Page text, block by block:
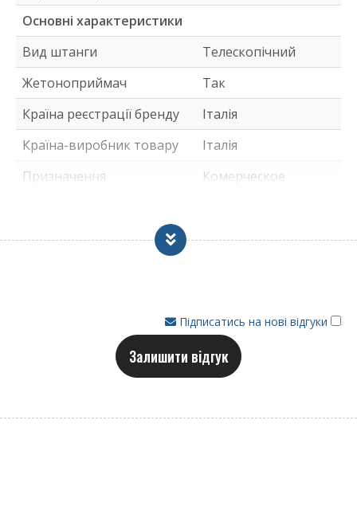
Ігрове поле:120 х 70,5 см
Вага:90 кг
Упаковка:
140 х 80 х 41 см
Гарантія:1 рік
Основні характеристики
Вид штанги
Телескопічний
Жетоноприймач
Так
Країна реєстрації бренду
Італія
Країна-виробник товару
Італія
Призначення
Комерческое
Підписатись на нові відгуки
Залишити відгук